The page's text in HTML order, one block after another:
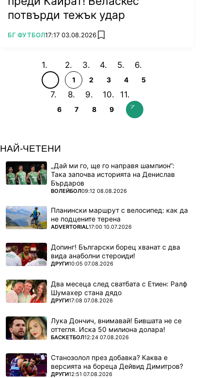
потвърди тежък удар
ПОВЕЧЕ ОТ
БГ ФУТБОЛ17:17 03.08.2026 add favorites
1 2 3 4 5
6 7 8 9
НАЙ-ЧЕТЕНИ
„Дай ми го, ще го направя шампион“:
Така започва историята на Денислав
Бърдаров
ПОВЕЧЕ ОТ
ВОЛЕЙБОЛ09:12 08.08.2026
Планински маршрут с велосипед: как да
не подцените терена
ПОВЕЧЕ ОТ
ADVERTORIAL17:00 10.07.2026
Допинг! Български борец хванат с два
вида анаболни стероиди!
ПОВЕЧЕ ОТ
ДРУГИ10:05 07.08.2026
Два месеца след сватбата с Етиен: Ралф
Шумахер стана дядо
ПОВЕЧЕ ОТ
ДРУГИ17:08 07.08.2026
Лука Дончич, внимавай! Бившата не се
оттегля. Иска 50 милиона долара!
ПОВЕЧЕ ОТ
БАСКЕТБОЛ12:24 07.08.2026
Станозолол през добавка? Каква е
версията на бореца Дейвид Димитров?
ПОВЕЧЕ ОТ
ДРУГИ12:51 07.08.2026